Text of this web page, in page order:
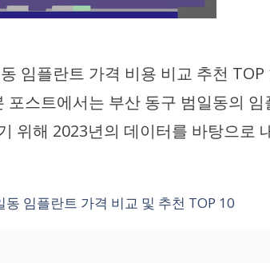
임플란트 가격 비용 비교 추천
포스트에서는 부산 동구 범일동의
위해 2023년의 데이터를 바탕으로
동 임플란트 가격 비교 및 추천 TOP 10